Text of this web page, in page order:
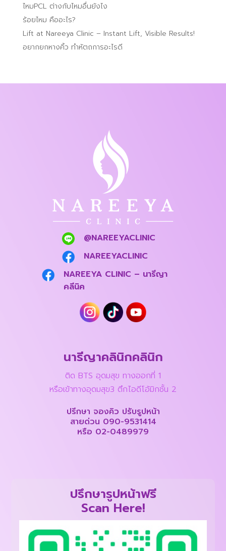
ไหมPCL ต่างกับไหมอื่นยังไง
ร้อยไหม คืออะไร?
Lift at Nareeya Clinic – Instant Lift, Visible Results!
อยากยกหางคิ้ว ทำหัตถการอะไรดี
@NAREEYACLINIC
NAREEYACLINIC
NAREEYA CLINIC – นารีญา
คลีนิค
นารีญาคลินิกคลินิก
ติด BTS อุดมสุข ทางออกที่ 1
หรือเข้าทางอุดมสุข3 ตึกไอดีโอ้มิกชั้น 2
ปรึกษา จองคิว ปรับรูปหน้า
สายด่วน 090-9531414
หรือ 02-0489979
ปรึกษารูปหน้าฟรี
Scan Here!